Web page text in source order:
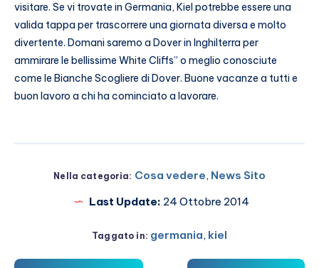
visitare. Se vi trovate in Germania, Kiel potrebbe essere una
valida tappa per trascorrere una giornata diversa e molto
divertente. Domani saremo a Dover in Inghilterra per
ammirare le bellissime White Cliffs” o meglio conosciute
come le Bianche Scogliere di Dover. Buone vacanze a tutti e
buon lavoro a chi ha cominciato a lavorare.
Nella categoria: Cosa vedere, News Sito
Last Update: 24 Ottobre 2014
Taggato in: germania, kiel